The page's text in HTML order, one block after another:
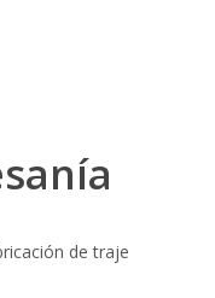
de traje